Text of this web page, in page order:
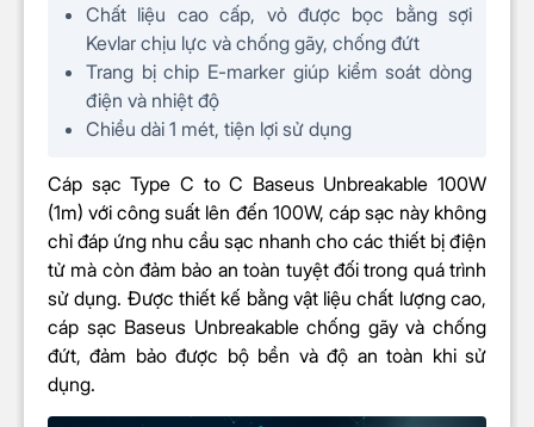
Chất liệu cao cấp, vỏ được bọc bằng sợi
Kevlar chịu lực và chống gãy, chống đứt
Trang bị chip E-marker giúp kiểm soát dòng
điện và nhiệt độ
Chiều dài 1 mét, tiện lợi sử dụng
Cáp sạc Type C to C Baseus Unbreakable 100W
(1m) với công suất lên đến 100W, cáp sạc này không
chỉ đáp ứng nhu cầu sạc nhanh cho các thiết bị điện
tử mà còn đảm bảo an toàn tuyệt đối trong quá trình
sử dụng. Được thiết kế bằng vật liệu chất lượng cao,
cáp sạc Baseus Unbreakable chống gãy và chống
đứt, đảm bảo được bộ bền và độ an toàn khi sử
dụng.